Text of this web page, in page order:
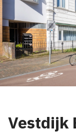
Vestdijk